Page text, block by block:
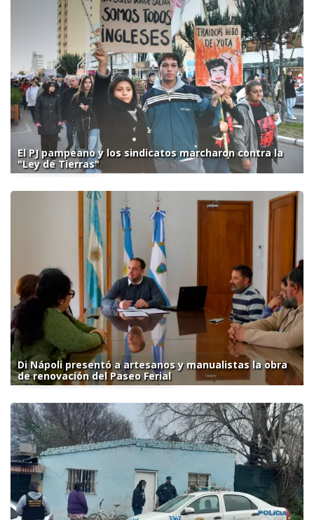
El PJ pampeano y los sindicatos marcharon contra la
"Ley de Tierras"
Di Nápoli presentó a artesanos y manualistas la obra
de renovación del Paseo Ferial